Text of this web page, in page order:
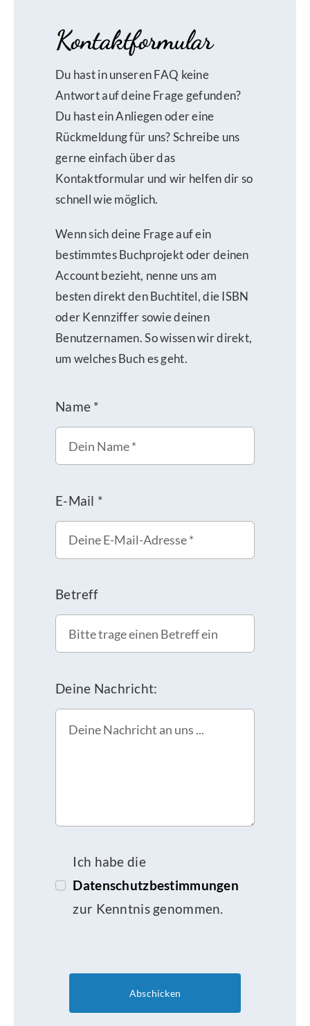
Kontaktformular
Du hast in unseren FAQ keine
Antwort auf deine Frage gefunden?
Du hast ein Anliegen oder eine
Rückmeldung für uns? Schreibe uns
gerne einfach über das
Kontaktformular und wir helfen dir so
schnell wie möglich.
Wenn sich deine Frage auf ein
bestimmtes Buchprojekt oder deinen
Account bezieht, nenne uns am
besten direkt den Buchtitel, die ISBN
oder Kennziffer sowie deinen
Benutzernamen. So wissen wir direkt,
um welches Buch es geht.
Name *
E-Mail *
Betreff
Deine Nachricht:
Ich habe die
Datenschutzbestimmungen
zur Kenntnis genommen.
Abschicken